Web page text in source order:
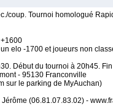
coup. Tournoi homologué
elo -1700 et joueurs non
Début du tournoi à 20h45.
- 95130 Franconville
sur le parking de MyAuchan)
(06.81.07.83.02) -